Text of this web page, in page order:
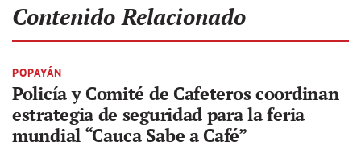
Contenido Relacionado
POPAYÁN
Policía y Comité de Cafeteros coordinan
estrategia de seguridad para la feria
mundial “Cauca Sabe a Café”